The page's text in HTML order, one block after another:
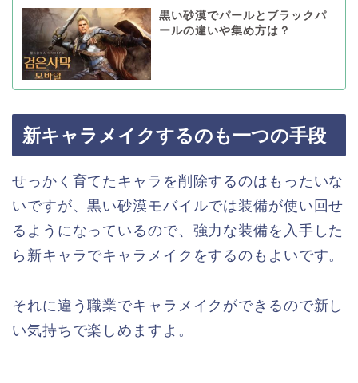
黒い砂漠でパールとブラックパ
ールの違いや集め方は？
新キャラメイクするのも一つの手段
せっかく育てたキャラを削除するのはもったいな
いですが、黒い砂漠モバイルでは装備が使い回せ
るようになっているので、強力な装備を入手した
ら新キャラでキャラメイクをするのもよいです。
それに違う職業でキャラメイクができるので新し
い気持ちで楽しめますよ。